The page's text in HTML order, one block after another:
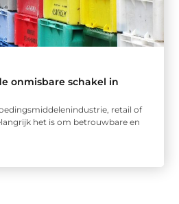
onmisbare schakel in
retail of
het is om betrouwbare en